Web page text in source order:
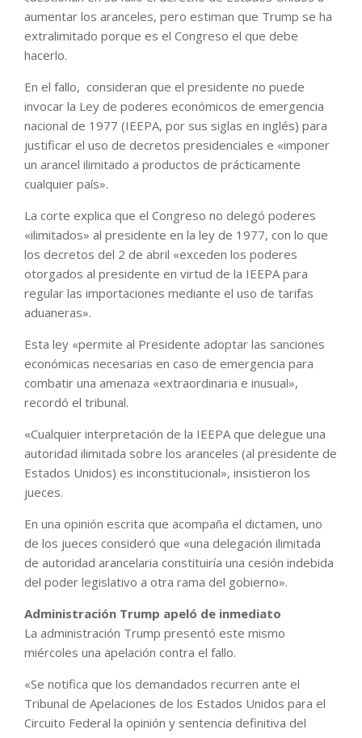
aumentar los aranceles, pero estiman que Trump se ha
extralimitado porque es el Congreso el que debe
hacerlo.
En el fallo, consideran que el presidente no puede
invocar la Ley de poderes económicos de emergencia
nacional de 1977 (IEEPA, por sus siglas en inglés) para
justificar el uso de decretos presidenciales e «imponer
un arancel ilimitado a productos de prácticamente
cualquier país».
La corte explica que el Congreso no delegó poderes
«ilimitados» al presidente en la ley de 1977, con lo que
los decretos del 2 de abril «exceden los poderes
otorgados al presidente en virtud de la IEEPA para
regular las importaciones mediante el uso de tarifas
aduaneras».
Esta ley «permite al Presidente adoptar las sanciones
económicas necesarias en caso de emergencia para
combatir una amenaza «extraordinaria e inusual»,
recordó el tribunal.
«Cualquier interpretación de la IEEPA que delegue una
autoridad ilimitada sobre los aranceles (al presidente de
Estados Unidos) es inconstitucional», insistieron los
jueces.
En una opinión escrita que acompaña el dictamen, uno
de los jueces consideró que «una delegación ilimitada
de autoridad arancelaria constituiría una cesión indebida
del poder legislativo a otra rama del gobierno».
Administración Trump apeló de inmediato
La administración Trump presentó este mismo
miércoles una apelación contra el fallo.
«Se notifica que los demandados recurren ante el
Tribunal de Apelaciones de los Estados Unidos para el
Circuito Federal la opinión y sentencia definitiva del